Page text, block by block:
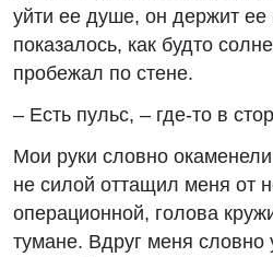
уйти ее душе, он держит
показалось, как будто
пробежал по стене.
– Есть пульс, – где-то в
Мои руки словно
не силой оттащил меня от
операционной, голова
тумане. Вдруг меня словно